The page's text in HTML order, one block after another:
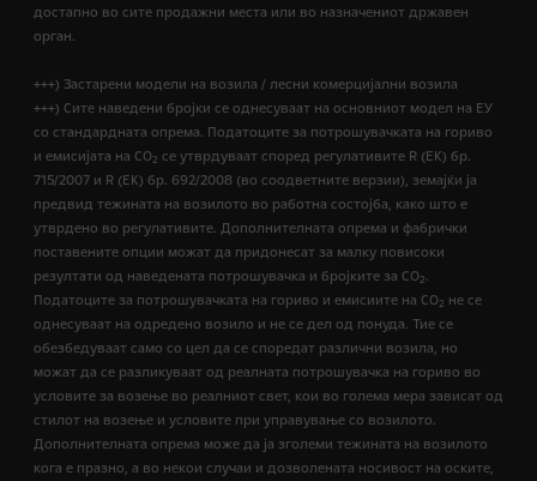
достапно во сите продажни места или во назначениот државен
орган.
+++) Застарени модели на возила / лесни комерцијални возила
+++) Сите наведени бројки се однесуваат на основниот модел на ЕУ
со стандардната опрема. Податоците за потрошувачката на гориво
и емисијата на СО2 се утврдуваат според регулативите R (ЕК) бр.
715/2007 и R (ЕК) бр. 692/2008 (во соодветните верзии), земајќи ја
предвид тежината на возилото во работна состојба, како што е
утврдено во регулативите. Дополнителната опрема и фабрички
поставените опции можат да придонесат за малку повисоки
резултати од наведената потрошувачка и бројките за CO2.
Податоците за потрошувачката на гориво и емисиите на CO2 не се
однесуваат на одредено возило и не се дел од понуда. Тие се
обезбедуваат само со цел да се споредат различни возила, но
можат да се разликуваат од реалната потрошувачка на гориво во
условите за возење во реалниот свет, кои во голема мера зависат од
стилот на возење и условите при управување со возилото.
Дополнителната опрема може да ја зголеми тежината на возилото
кога е празно, а во некои случаи и дозволената носивост на оските,